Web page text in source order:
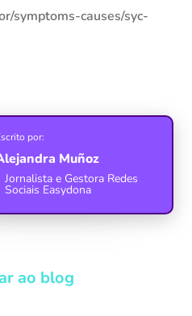
symptoms-causes/syc-
por:
Muñoz
Jornalista e Gestora Redes
Sociais Easydona
ao blog